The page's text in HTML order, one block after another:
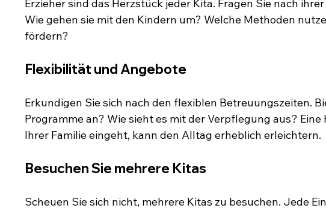
Erzieher sind das Herzstück jeder Kita. Fragen Sie nach
Wie gehen sie mit den Kindern um? Welche Methoden
fördern?
Flexibilität und Angebote
Erkundigen Sie sich nach den flexiblen Betreuungszeiten.
Programme an? Wie sieht es mit der Verpflegung aus?
Ihrer Familie eingeht, kann den Alltag erheblich erleichtern.
Besuchen Sie mehrere Kitas
Scheuen Sie sich nicht, mehrere Kitas zu besuchen. Jede